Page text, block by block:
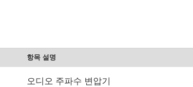
항목 설명
오디오 주파수 변압기